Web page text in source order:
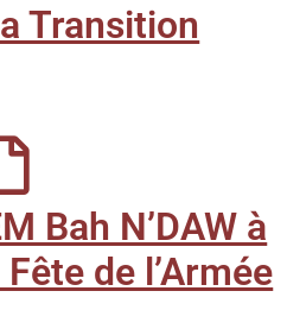
Transition
Bah N’DAW à
de l’Armée